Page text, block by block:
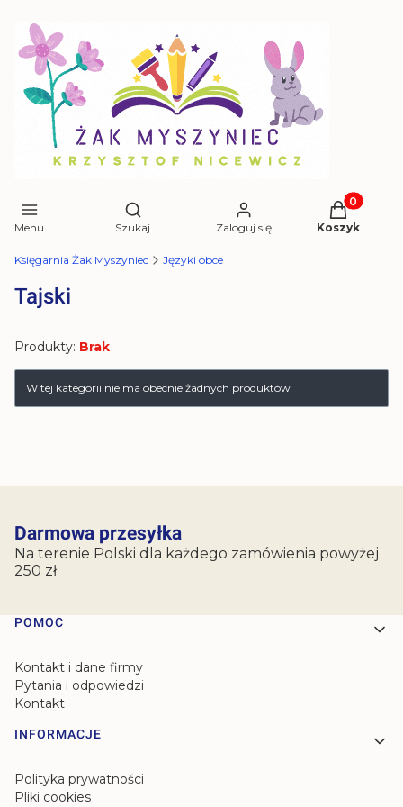
Menu
Otwórz wyszukiwarkę
Szukaj Zaloguj się
Produkty
Koszyk
Księgarnia Żak Myszyniec Języki obce
Tajski
Produkty: Brak
Lista produktów
W tej kategorii nie ma obecnie żadnych produktów
Darmowa przesyłka
Na terenie Polski dla każdego zamówienia powyżej
250 zł
Linki w stopce
POMOC
Kontakt i dane firmy
Pytania i odpowiedzi
Kontakt
INFORMACJE
Polityka prywatności
Pliki cookies